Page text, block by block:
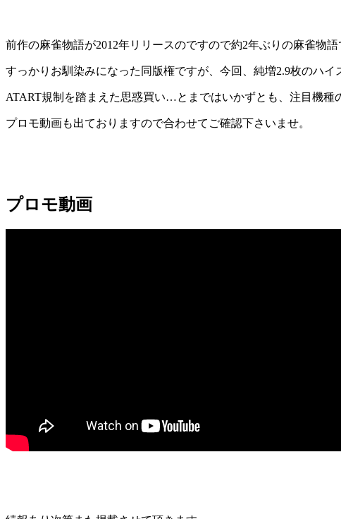
前作の麻雀物語が2012年リリースのですので約2年ぶりの麻雀物語
すっかりお馴染みになった同版権ですが、今回、純増2.9枚のハイ
ATART規制を踏まえた思惑買い…とまではいかずとも、注目機種
プロモ動画も出ておりますので合わせてご確認下さいませ。
プロモ動画